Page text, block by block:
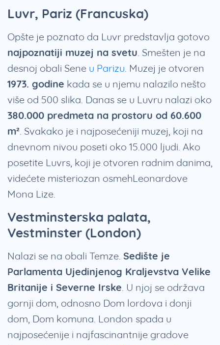
Luvr, Pariz (Francuska)
Opšte je poznato da Luvr predstavlja gotovo
najpoznatiji muzej na svetu. Smešten je na
desnoj obali Sene u Parizu. Muzej je otvoren
1973. godine kada se u njemu nalazilo nešto
više od 500 slika. Danas se u Luvru nalazi oko
380.000 predmeta na prostoru od 60.600
m². Svakako je i najposećeniji muzej, koji na
dnevnom nivou poseti oko 15.000 ljudi. Ako
posetite Luvrs, koji je otvoren radnim danima,
videćete misteriozan osmehLeonardove
Mona Lize.
Vestminsterska palata,
Vestminster (London)
Nalazi se na obali Temze. Sedište je
Parlamenta Ujedinjenog Kraljevstva Velike
Britanije i Severne Irske. U njoj se održava
gornji dom, odnosno Dom lordova i donji
dom, Dom komuna. London spada u
najposećenije i najfascinantnije gradove